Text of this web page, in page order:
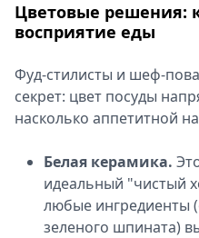
Цветовые решения:
восприятие еды
Фуд-стилисты и шеф-
секрет: цвет посуды
насколько аппетитной
Белая керамика.
идеальный "чистый
любые ингредиенты
зеленого шпината)